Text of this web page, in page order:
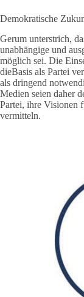
Demokratische
Gerum unterstrich,
unabhängige und
möglich sei. Die
dieBasis als Partei
als dringend
Medien seien daher
Partei, ihre Visionen
vermitteln.